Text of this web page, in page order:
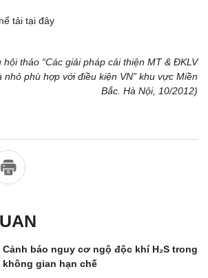
tải tại đây
thảo “Các giải pháp cải thiện MT & ĐKLV
nhỏ phù hợp với điều kiện VN” khu vực Miền
Bắc. Hà Nội, 10/2012)
Cảnh báo nguy cơ ngộ độc khí H₂S trong
không gian hạn chế